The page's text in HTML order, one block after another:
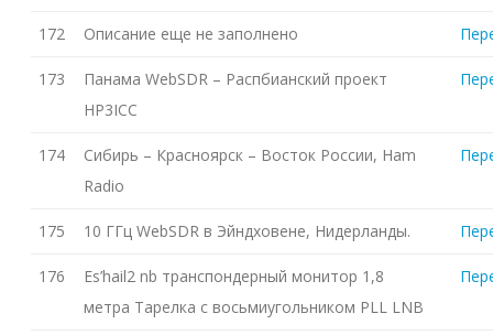
172 Описание еще не заполнено
173
Панама WebSDR – Распбианский проект
HP3ICC
174
Сибирь – Красноярск – Восток России, Ham
Radio
175 10 ГГц WebSDR в Эйндховене, Нидерланды.
176
Es’hail2 nb транспондерный монитор 1,8
метра Тарелка с восьмиугольником PLL LNB